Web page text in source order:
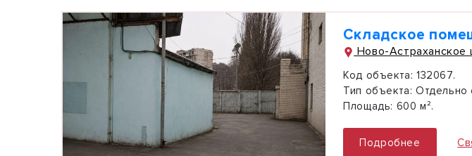
Складское
Ново-Астраханское
Код объекта: 132067.
Тип объекта: Отдельно
Площадь: 600 м².
Подробнее